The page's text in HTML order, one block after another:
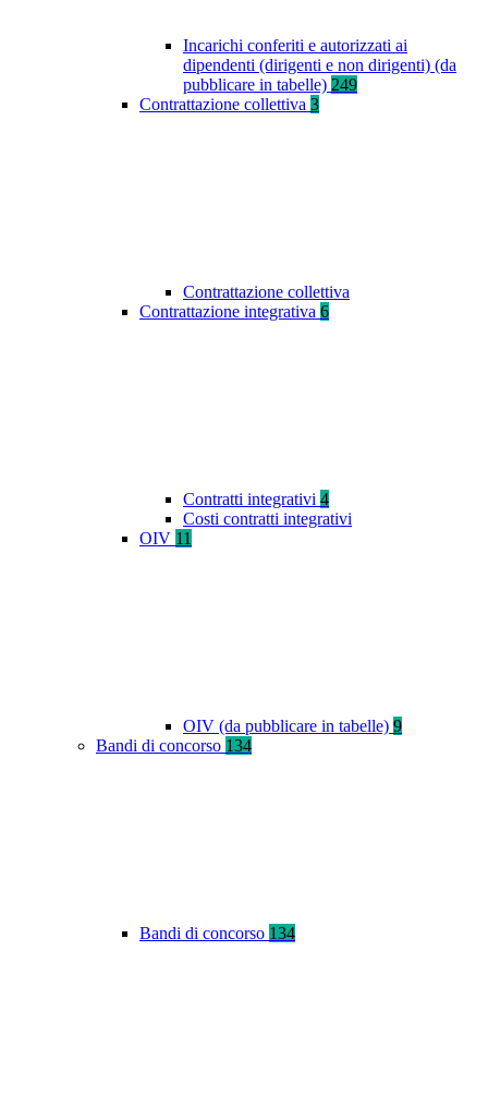
Incarichi conferiti e autorizzati ai
dipendenti (dirigenti e non dirigenti) (da
pubblicare in tabelle) 249
Contrattazione collettiva 3
Contrattazione collettiva
Contrattazione integrativa 6
Contratti integrativi 4
Costi contratti integrativi
OIV 11
OIV (da pubblicare in tabelle) 9
Bandi di concorso 134
Bandi di concorso 134